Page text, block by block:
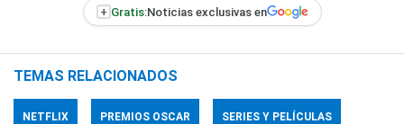
+ Gratis:Noticias exclusivas en
TEMAS RELACIONADOS
NETFLIX PREMIOS OSCAR SERIES Y PELÍCULAS